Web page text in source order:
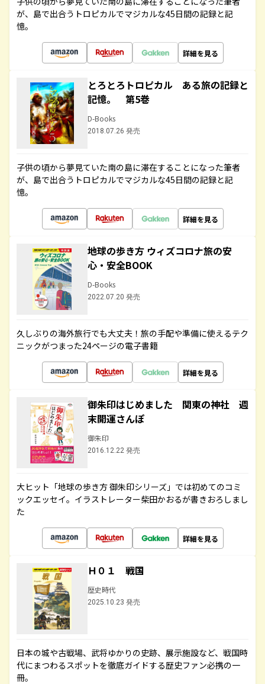
が、島で出合うトロピカルでマジカルな45日間の記録と記
憶。
詳細を見る
とろとろトロピカル ある旅の記録と
記憶。 第5巻
D-Books
2018.07.26 発売
子供の頃から夢見ていた南の島に滞在することになった筆者
が、島で出合うトロピカルでマジカルな45日間の記録と記
憶。
詳細を見る
地球の歩き方 ウィズコロナ旅の安
心・安全BOOK
D-Books
2022.07.20 発売
久しぶりの海外旅行でも大丈夫！旅の手配や準備に使えるテク
ニックがつまった24ページの電子書籍
詳細を見る
御朱印はじめました 関東の神社 週
末開運さんぽ
御朱印
2016.12.22 発売
大ヒット「地球の歩き方 御朱印シリーズ」では初めてのコミ
ックエッセイ。イラストレーター柴田かおるが書きおろしまし
た
詳細を見る
Ｈ０１ 戦国
歴史時代
2025.10.23 発売
日本の城や古戦場、武将ゆかりの史跡、展示施設など、戦国時
代にまつわるスポットを徹底ガイドする歴史ファン必携の一
冊。